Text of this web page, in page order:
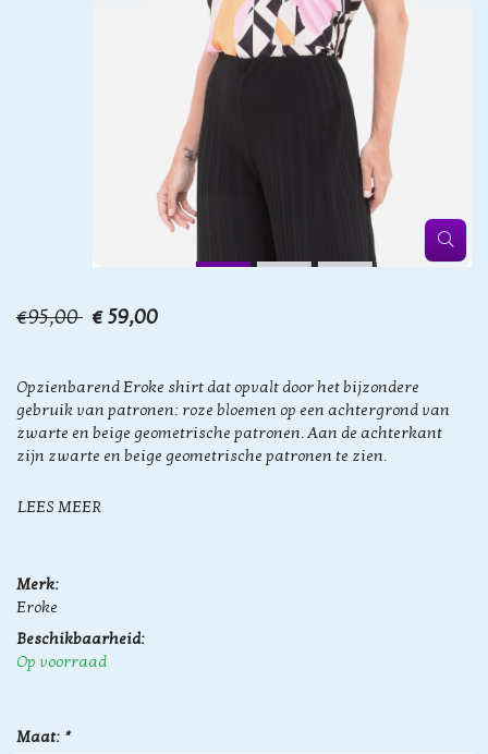
€95,00 € 59,00
Opzienbarend Eroke shirt dat opvalt door het bijzondere
gebruik van patronen: roze bloemen op een achtergrond van
zwarte en beige geometrische patronen. Aan de achterkant
zijn zwarte en beige geometrische patronen te zien.
LEES MEER
Merk:
Eroke
Beschikbaarheid:
Op voorraad
Maat: *